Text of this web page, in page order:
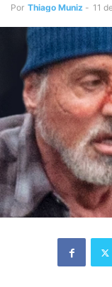
Por Thiago Muniz - 11